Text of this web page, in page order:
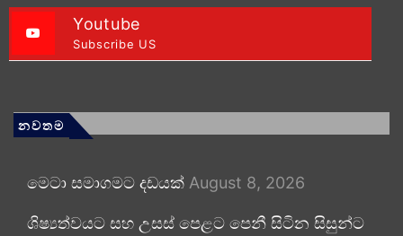
Youtube
Subscribe US
නවතම
මෙටා සමාගමට දඩයක් August 8, 2026
ශිෂ්‍යත්වයට සහ උසස් පෙළට පෙනී සිටින සිසුන්ට